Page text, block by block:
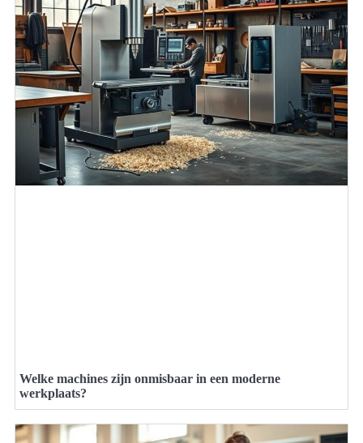
Welke machines zijn onmisbaar in een moderne
werkplaats?